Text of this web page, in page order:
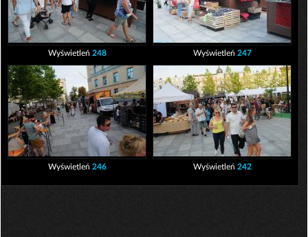
Wyświetleń 248 Wyświetleń 247
Wyświetleń 246 Wyświetleń 242